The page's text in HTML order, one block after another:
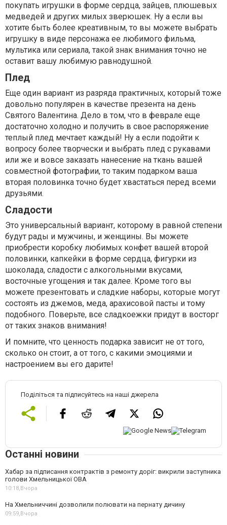
покупать игрушки в форме сердца, зайцев, плюшевых
медведей и других милых зверюшек. Ну а если вы
хотите быть более креативным, то вы можете выбрать
игрушку в виде персонажа ее любимого фильма,
мультика или сериала, такой знак внимания точно не
оставит вашу любимую равнодушной.
Плед
Еще один вариант из разряда практичных, который тоже
довольно популярен в качестве презента на день
Святого Валентина. Дело в том, что в феврале еще
достаточно холодно и получить в свое распоряжение
теплый плед мечтает каждый! Ну а если подойти к
вопросу более творчески и выбрать плед с рукавами
или же и вовсе заказать нанесение на ткань вашей
совместной фотографии, то таким подарком ваша
вторая половинка точно будет хвастаться перед всеми
друзьями.
Сладости
Это универсальный вариант, которому в равной степени
будут рады и мужчины, и женщины. Вы можете
приобрести коробку любимых конфет вашей второй
половинки, капкейки в форме сердца, фигурки из
шоколада, сладости с алкогольными вкусами,
восточные угощения и так далее. Кроме того вы
можете презентовать и сладкие наборы, которые могут
состоять из джемов, меда, арахисовой пасты и тому
подобного. Поверьте, все сладкоежки придут в восторг
от таких знаков внимания!
И помните, что ценность подарка зависит не от того,
сколько он стоит, а от того, с какими эмоциями и
настроением вы его дарите!
Поділіться та підписуйтесь на наші джерела
Останні новини
Хабар за підписання контрактів з ремонту доріг: викрили заступника
голови Хмельницької ОВА
10:18,Вчора
На Хмельниччині дозволили полювати на пернату дичину
09:59,Вчора